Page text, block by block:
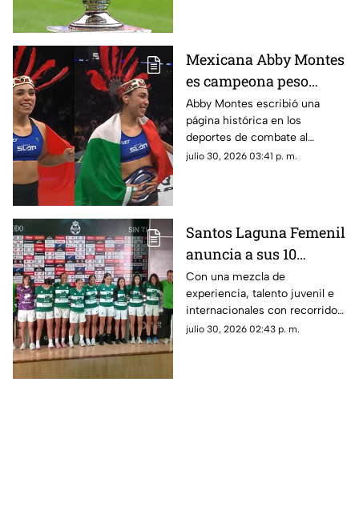
Mexicana Abby Montes
es campeona peso
pluma de Power Slap al
derrotar a Sheena
Bathory
Abby Montes escribió una
página histórica en los
deportes de combate al
convertirse en la primera
julio 30, 2026 03:41 p. m.
Santos Laguna Femenil
anuncia a sus 10
refuerzos para el
Apertura 2026; conoce
quiénes son las nuevas
Guerreras
Con una mezcla de
experiencia, talento juvenil e
internacionales con recorrido
en selecciones nacionales,
julio 30, 2026 02:43 p. m.